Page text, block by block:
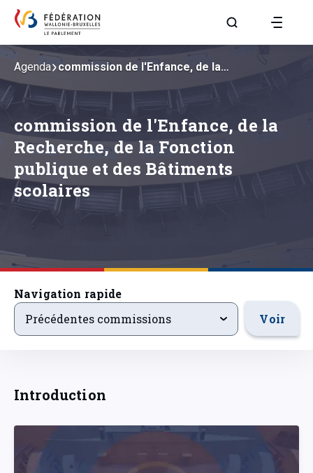
Aller à la page
commission de l'Enfance, de la
Recherche, de la Fonction
publique et des Bâtiments
scolaires
Agenda commission de l'Enfance, de la…
Navigation rapide
precedentsevenements
Précédentes commissions Voir
Introduction